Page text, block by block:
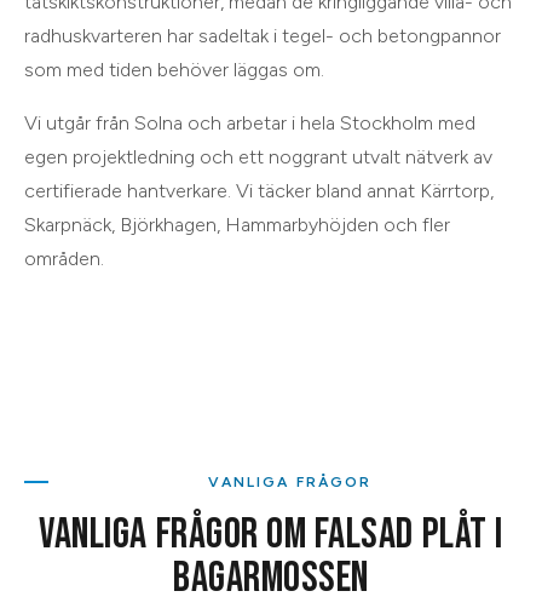
radhuskvarteren har sadeltak i tegel- och betongpannor
som med tiden behöver läggas om.
Vi utgår från Solna och arbetar i hela Stockholm med
egen projektledning och ett noggrant utvalt nätverk av
certifierade hantverkare. Vi täcker bland annat Kärrtorp,
Skarpnäck, Björkhagen, Hammarbyhöjden och fler
områden.
VANLIGA FRÅGOR
VANLIGA FRÅGOR OM FALSAD PLÅT I
BAGARMOSSEN